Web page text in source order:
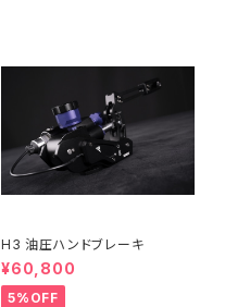
H3 油圧ハンドブレーキ
¥60,800
5%OFF